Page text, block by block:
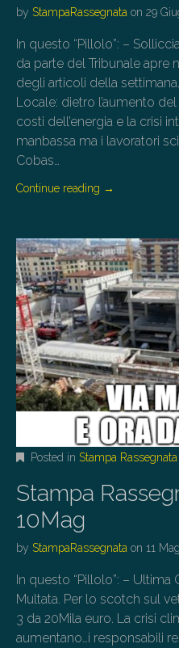
by StampaRassegnata on 29
In questo “Pillolo”: –
da parte del Tribunale apre
degli articoli della
Locale: dietro l’aumento
costi dell’energia e la crisi
manbassa ma i lavoratori
Cobas…
Continue reading →
Posted in Stampa Rassegnata
Stampa
10Mag
by StampaRassegnata on 11
In questo “Pillolo”: –
Multata. Per lo scotch sul
3 da 20Mila euro. La crisi
aumentano…i responsabili